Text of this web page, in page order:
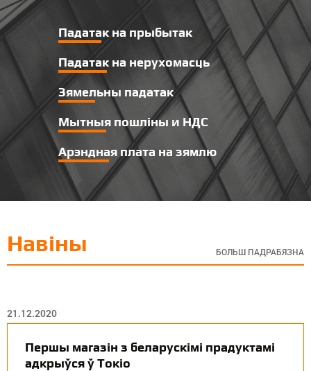
Падатак на прыбытак
Падатак на нерухомасць
Зямельны падатак
Мытныя пошліны и НДС
Арэндная плата на зямлю
Навіны БОЛЬШ ПАДРАБЯЗНА
21.12.2020
Першы магазін з беларускімі прадуктамі
адкрыўся ў Токіо